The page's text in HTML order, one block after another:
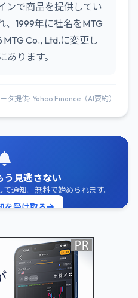
ンで商品を提供してい
、1999年に社名をMTG
Co., Ltd.に変更し
ります。
タ提供: Yahoo Finance（AI要約）
う見逃さない
通知。無料で始められます。
を受け取る